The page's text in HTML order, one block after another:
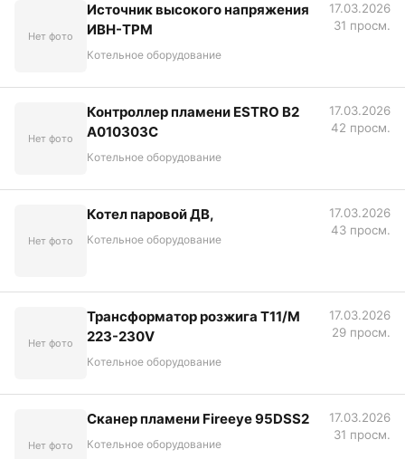
Нет фото
Источник высокого напряжения
ИВН-ТРМ
Котельное оборудование
17.03.2026
31 просм.
Нет фото
Контроллер пламени ESTRO B2
A010303C
Котельное оборудование
17.03.2026
42 просм.
Нет фото
Котел паровой ДВ,
Котельное оборудование
17.03.2026
43 просм.
Нет фото
Трансформатор розжига Т11/М
223-230V
Котельное оборудование
17.03.2026
29 просм.
Нет фото
Сканер пламени Fireeye 95DSS2
Котельное оборудование
17.03.2026
31 просм.